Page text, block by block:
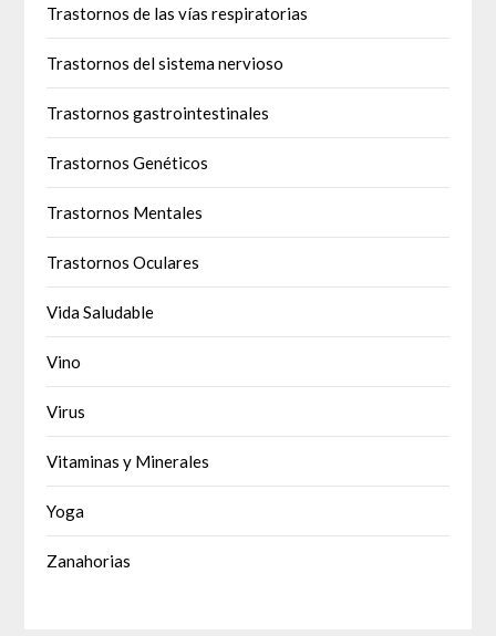
Trastornos de las vías respiratorias
Trastornos del sistema nervioso
Trastornos gastrointestinales
Trastornos Genéticos
Trastornos Mentales
Trastornos Oculares
Vida Saludable
Vino
Virus
Vitaminas y Minerales
Yoga
Zanahorias